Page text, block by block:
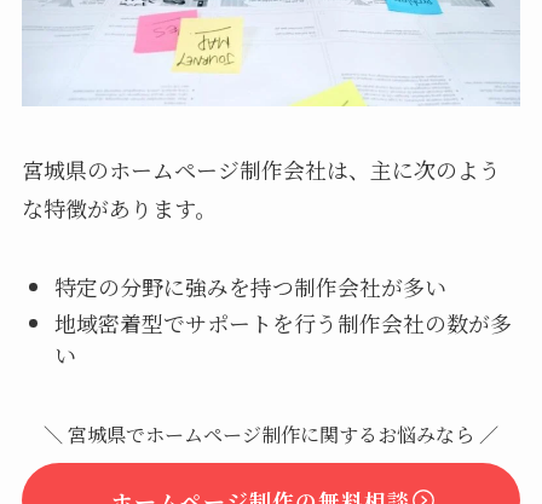
宮城県のホームページ制作会社は、主に次のよう
な特徴があります。
特定の分野に強みを持つ制作会社が多い
地域密着型でサポートを行う制作会社の数が多
い
＼ 宮城県でホームページ制作に関するお悩みなら ／